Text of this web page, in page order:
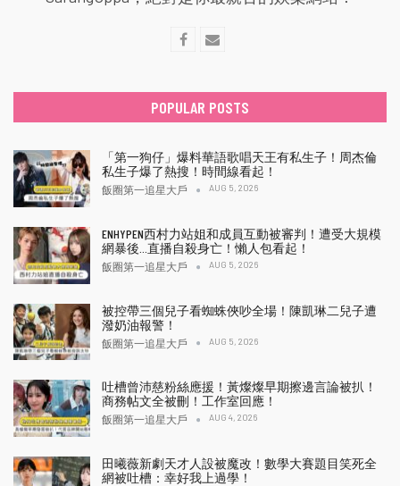
POPULAR POSTS
「第一狗仔」爆料華語歌唱天王有私生子！周杰倫
私生子爆了熱搜！時間線看起！
飯圈第一追星大戶 AUG 5, 2026
ENHYPEN西村力站姐和成員互動被審判！遭受大規模
網暴後…直播自殺身亡！懶人包看起！
飯圈第一追星大戶 AUG 5, 2026
被控帶三個兒子看蜘蛛俠吵全場！陳凱琳二兒子遭
潑奶油報警！
飯圈第一追星大戶 AUG 5, 2026
吐槽曾沛慈粉絲應援！黃燦燦早期擦邊言論被扒！
商務帖文全被刪！工作室回應！
飯圈第一追星大戶 AUG 4, 2026
田曦薇新劇天才人設被魔改！數學大賽題目笑死全
網被吐槽：幸好我上過學！